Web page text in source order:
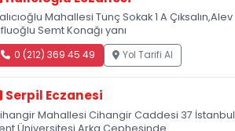
Mahallesi Tunç Sokak 1 A Çıksalın,Alev
Semt Konağı yanı
0 (212) 369 45 49 Yol Tarifi Al
Serpil Eczanesi
Mahallesi Cihangir Caddesi 37 İstanbul
Üniversitesi Arka Cephesinde